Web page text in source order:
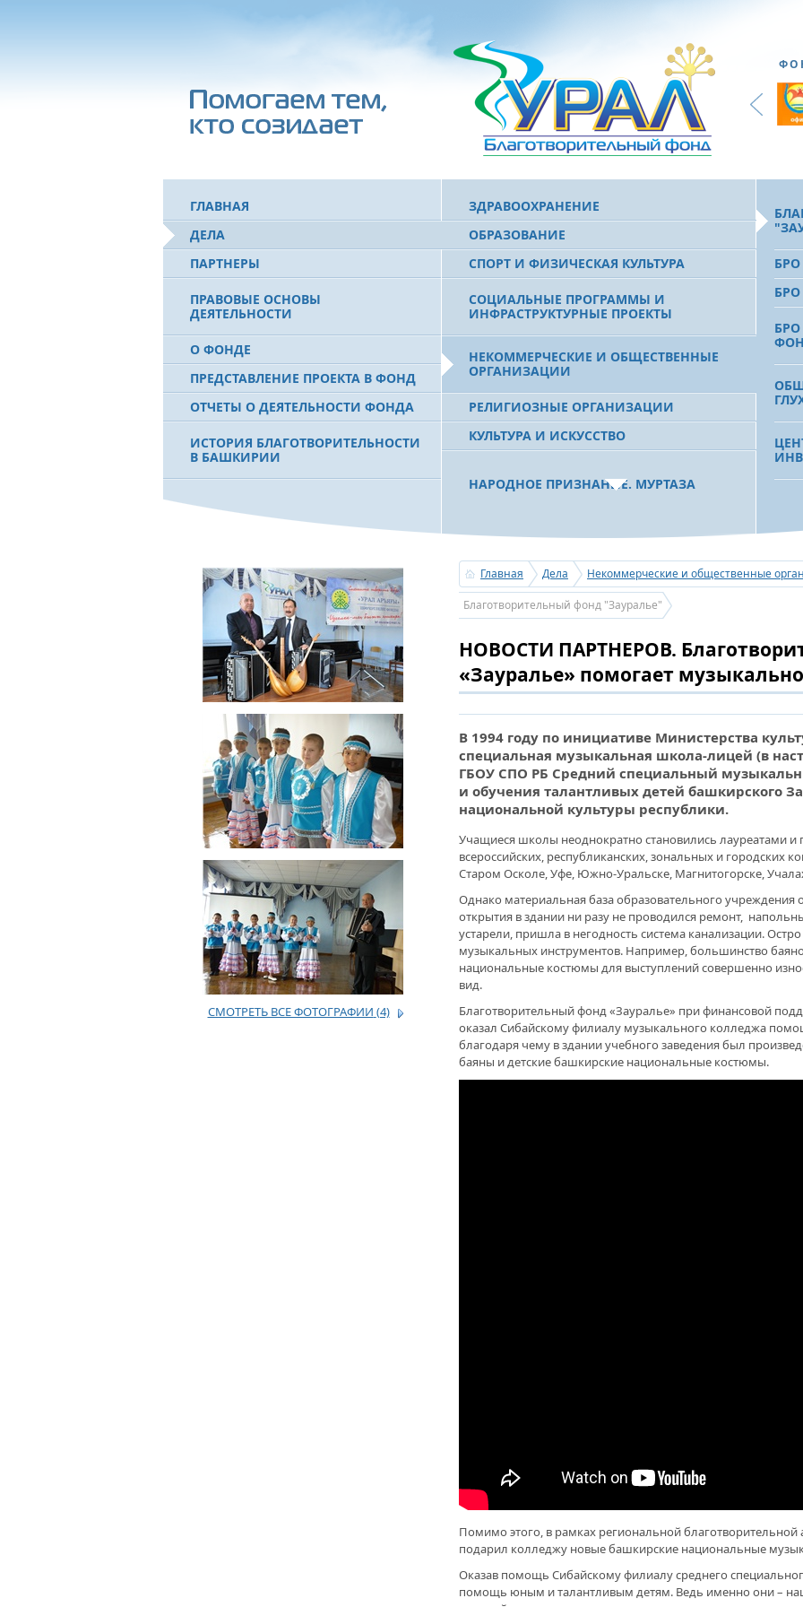
ГЛАВНАЯ
ДЕЛА
ПАРТНЕРЫ
ПРАВОВЫЕ ОСНОВЫ
ДЕЯТЕЛЬНОСТИ
О ФОНДЕ
ПРЕДСТАВЛЕНИЕ ПРОЕКТА В ФОНД
ОТЧЕТЫ О ДЕЯТЕЛЬНОСТИ ФОНДА
ИСТОРИЯ БЛАГОТВОРИТЕЛЬНОСТИ
В БАШКИРИИ
МУРТАЗЕ РАХИМОВЕ
ЗДРАВООХРАНЕНИЕ
ОБРАЗОВАНИЕ
СПОРТ И ФИЗИЧЕСКАЯ КУЛЬТУРА
СОЦИАЛЬНЫЕ ПРОГРАММЫ И
ИНФРАСТРУКТУРНЫЕ ПРОЕКТЫ
НЕКОММЕРЧЕСКИЕ И ОБЩЕСТВЕННЫЕ
ОРГАНИЗАЦИИ
РЕЛИГИОЗНЫЕ ОРГАНИЗАЦИИ
КУЛЬТУРА И ИСКУССТВО
НАРОДНОЕ ПРИЗНАНИЕ. МУРТАЗА
С ПРАЗДНИКОМ УРАЗА-БАЙРАМ!
ПОЗДРАВЛЕНИЕ ПЕРВОГО ПРЕЗИДЕНТА
СОВЕТА БЛАГОТВОРИТЕЛЬНОГО ФОНДА
«УРАЛ» М.Г.РАХИМОВА
БАШКИРСКИХ РОДОВ»
ОГОНЬ - СУДЬЯ БЕСПЕЧНОСТИ ЛЮДЕЙ.
ПОЖАРОВ МЕНЬШЕ НЕ СТАНОВИТСЯ
ДРУЖБА НЕ СЛАБЕЕТ. СОСТОЯЛАСЬ
ВСТРЕЧА ДВУХ РУКОВОДИТЕЛЕЙ
В ДОМЕ СВОЕМ. ОБ УНИКАЛЬНОЙ
ЖИЛИЩНОЙ ПРОГРАММЕ
ВНОВЬ О КАРИМЕ ХАКИМОВЕ. ИМЯ
СОВЕТСКОГО ДИПЛОМАТА ОБЪЕДИНЯЕТ
ДВА ГОСУДАРСТВА
ДО ГЛУБИНЫ ДУШИ. ФИЛЬМЫ БУЛАТА
ЮСУПОВА ПОКАЗАЛИ В КАЗАХСТАНЕ
НА
СМОТРЕТЬ ВСЕ ФОТОГРАФИИ (4)
Главная Дела Некоммерческие и общественные
Благотворительный фонд "Зауралье"
НОВОСТИ ПАРТНЕРОВ.
«Зауралье» помогает
В 1994 году по инициативе Министерства
специальная музыкальная школа-лицей (в
ГБОУ СПО РБ Средний специальный
и обучения талантливых детей башкирского
национальной культуры республики.
Учащиеся школы неоднократно становились лауреатами
всероссийских, республиканских, зональных и городских
Старом Осколе, Уфе, Южно-Уральске, Магнитогорске,
Однако материальная база образовательного учреждения
открытия в здании ни разу не проводился ремонт,
устарели, пришла в негодность система канализации.
музыкальных инструментов. Например, большинство
национальные костюмы для выступлений совершенно
вид.
Благотворительный фонд «Зауралье» при финансовой
оказал Сибайскому филиалу музыкального колледжа
благодаря чему в здании учебного заведения был
баяны и детские башкирские национальные костюмы.
Помимо этого, в рамках региональной
подарил колледжу новые башкирские национальные
Оказав помощь Сибайскому филиалу среднего
помощь юным и талантливым детям. Ведь именно они –